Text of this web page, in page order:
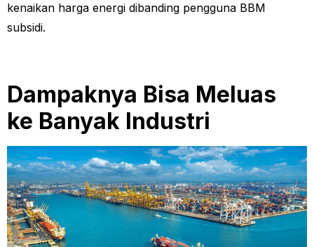
kenaikan harga energi dibanding pengguna BBM
subsidi.
Dampaknya Bisa Meluas
ke Banyak Industri